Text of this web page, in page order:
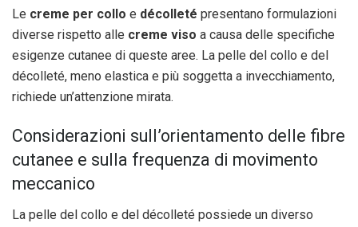
Le creme per collo e décolleté presentano formulazioni
diverse rispetto alle creme viso a causa delle specifiche
esigenze cutanee di queste aree. La pelle del collo e del
décolleté, meno elastica e più soggetta a invecchiamento,
richiede un’attenzione mirata.
Considerazioni sull’orientamento delle fibre
cutanee e sulla frequenza di movimento
meccanico
La pelle del collo e del décolleté possiede un diverso